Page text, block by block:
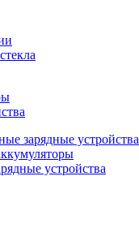
зарядные устройства
устройства